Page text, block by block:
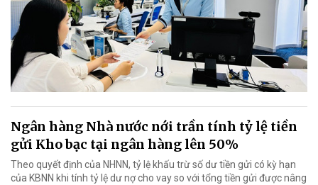
Ngân hàng Nhà nước nới trần tính tỷ lệ tiền
gửi Kho bạc tại ngân hàng lên 50%
Theo quyết định của NHNN, tỷ lệ khấu trừ số dư tiền gửi có kỳ hạn
của KBNN khi tính tỷ lệ dư nợ cho vay so với tổng tiền gửi được nâng